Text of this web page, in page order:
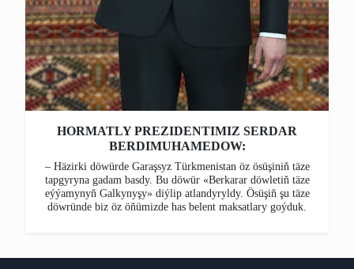
HORMATLY PREZIDENTIMIZ SERDAR
BERDIMUHAMEDOW:
– Häzirki döwürde Garaşsyz Türkmenistan öz ösüşiniň täze
tapgyryna gadam basdy. Bu döwür «Berkarar döwletiň täze
eýýamynyň Galkynyşy» diýlip atlandyryldy. Ösüşiň şu täze
döwründe biz öz öňümizde has belent maksatlary goýduk.